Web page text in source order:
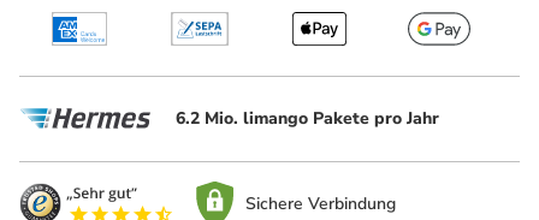
6.2 Mio. limango Pakete pro Jahr
Sichere Verbindung